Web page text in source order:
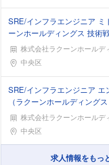
SRE/インフラエンジニア ミ
ーンホールディングス 技術戦
株式会社ラクーンホールデ
勤務地中央区
SRE/インフラエンジニア エ
（ラクーンホールディング
株式会社ラクーンホールデ
勤務地中央区
求人情報をもっ